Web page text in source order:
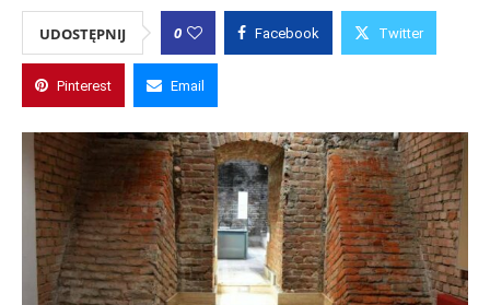
UDOSTĘPNIJ 0 Facebook Twitter
Pinterest Email